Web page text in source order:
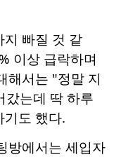
빠질 것 같
이상 급락하며
해서는 "정말 지
갔는데 딱 하루
기도 했다.
방에서는 세입자